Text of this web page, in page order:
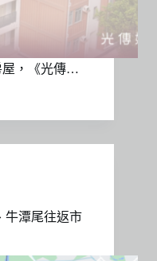
屋，《光傳…
牛潭尾往返市